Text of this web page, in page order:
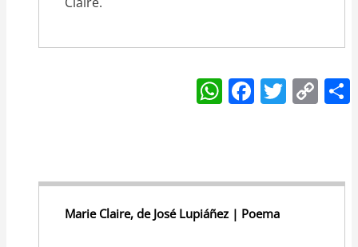
W
h
A
p
F
a
b
o
T
w
C
o
Li
Marie Claire, de José Lupiáñez | Poema